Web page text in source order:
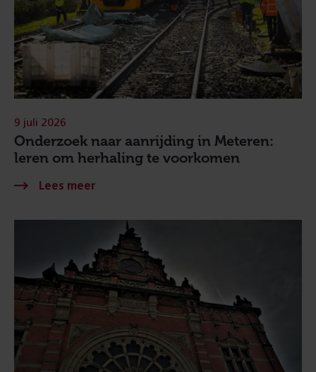
Onderzoek naar aanrijding in Meteren:
leren om herhaling te voorkomen
9 juli 2026